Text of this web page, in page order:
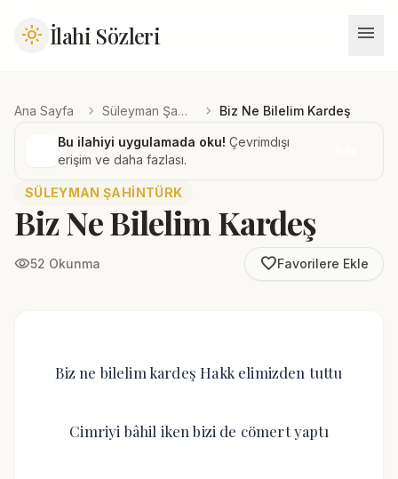
light_mode İlahi Sözleri menu
Ana Sayfa chevron_right Süleyman Şahintürk chevron_right Biz Ne Bilelim Kardeş
Bu ilahiyi uygulamada oku! Çevrimdışı
erişim ve daha fazlası.
SÜLEYMAN ŞAHINTÜRK
Biz Ne Bilelim Kardeş
visibility52 Okunma favorite_borderFavorilere Ekle
Biz ne bilelim kardeş Hakk elimizden tuttu
Cimriyi bâhil iken bizi de cömert yaptı